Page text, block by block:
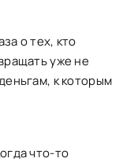
о тех, кто
уже не
к которым
что-то